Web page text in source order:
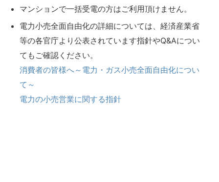
マンションで一括受電の方はご利用頂けません。
電力小売全面自由化の詳細については、経済産業省
等の各官庁より公表されています指針やQ&Aについ
てもご確認ください。
消費者の皆様へ～電力・ガス小売全面自由化につい
て～
電力の小売営業に関する指針